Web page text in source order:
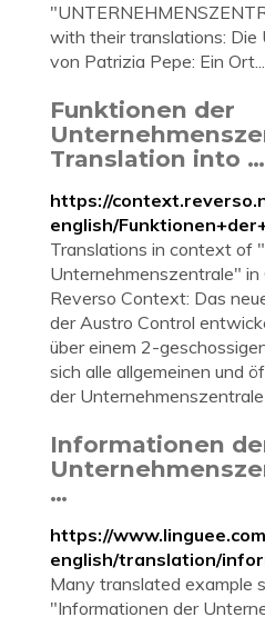
with their translations: Die
von Patrizia Pepe: Ein Ort...
Funktionen der
Translation into …
https://
english/
Translations in context of
Unternehmenszentrale" in
Reverso Context: Das
der Austro Control
über einem 2-
sich alle allgemeinen und
der
Informationen
…
https://
english/translation/
Many translated example
"Informationen der